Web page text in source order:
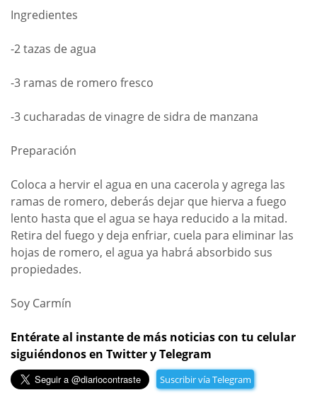
Ingredientes
-2 tazas de agua
-3 ramas de romero fresco
-3 cucharadas de vinagre de sidra de manzana
Preparación
Coloca a hervir el agua en una cacerola y agrega las
ramas de romero, deberás dejar que hierva a fuego
lento hasta que el agua se haya reducido a la mitad.
Retira del fuego y deja enfriar, cuela para eliminar las
hojas de romero, el agua ya habrá absorbido sus
propiedades.
Soy Carmín
Entérate al instante de más noticias con tu celular
siguiéndonos en Twitter y Telegram
Suscribir vía Telegram